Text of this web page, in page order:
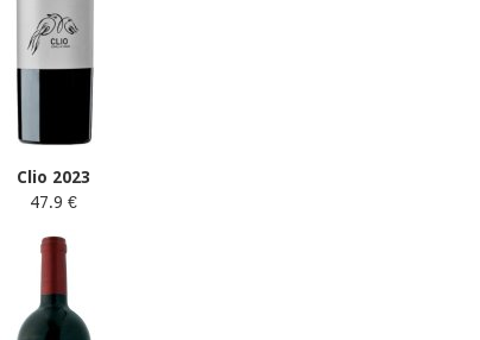
Clio 2023
47.9 €